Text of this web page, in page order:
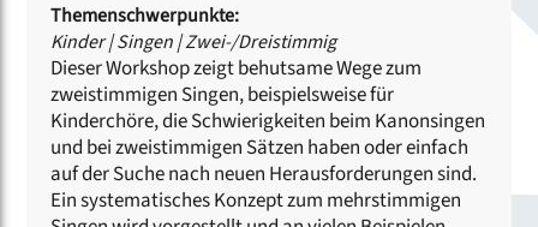
Themenschwerpunkte:
Kinder|Singen|Zwei-/Dreistimmig
Dieser Workshop zeigt behutsame Wege zum
zweistimmigen Singen, beispielsweise für
Kinderchöre, die Schwierigkeiten beim Kanonsingen
und bei zweistimmigen Sätzen haben oder einfach
auf der Suche nach neuen Herausforderungen sind.
Ein systematisches Konzept zum mehrstimmigen